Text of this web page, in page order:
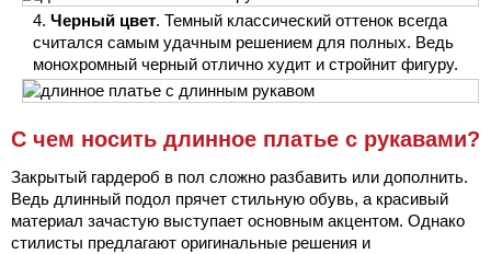
Черный цвет. Темный классический оттенок всегда
считался самым удачным решением для полных. Ведь
монохромный черный отлично худит и стройнит фигуру.
С чем носить длинное платье с рукавами?
Закрытый гардероб в пол сложно разбавить или дополнить.
Ведь длинный подол прячет стильную обувь, а красивый
материал зачастую выступает основным акцентом. Однако
стилисты предлагают оригинальные решения и